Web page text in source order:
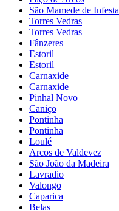
São Mamede de Infesta
Torres Vedras
Torres Vedras
Fânzeres
Estoril
Estoril
Carnaxide
Carnaxide
Pinhal Novo
Caniço
Pontinha
Pontinha
Loulé
Arcos de Valdevez
São João da Madeira
Lavradio
Valongo
Caparica
Belas